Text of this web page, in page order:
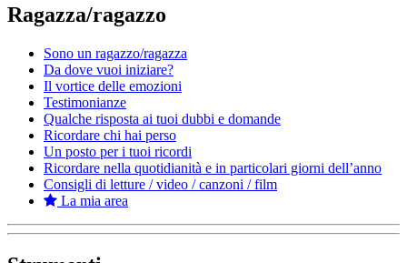
Ragazza/ragazzo
Sono un ragazzo/ragazza
Da dove vuoi iniziare?
Il vortice delle emozioni
Testimonianze
Qualche risposta ai tuoi dubbi e domande
Ricordare chi hai perso
Un posto per i tuoi ricordi
Ricordare nella quotidianità e in particolari giorni dell’anno
Consigli di letture / video / canzoni / film
La mia area